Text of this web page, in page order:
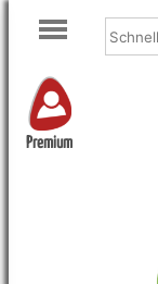
Premium